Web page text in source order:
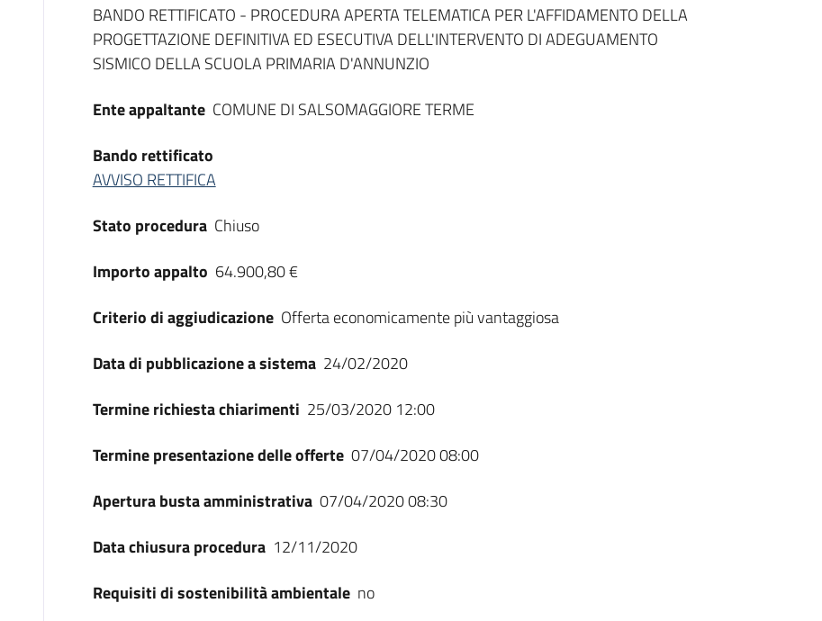
Dati del bando
BANDO RETTIFICATO - PROCEDURA APERTA TELEMATICA PER L'AFFIDAMENTO DELLA
PROGETTAZIONE DEFINITIVA ED ESECUTIVA DELL'INTERVENTO DI ADEGUAMENTO
SISMICO DELLA SCUOLA PRIMARIA D'ANNUNZIO
Ente appaltante COMUNE DI SALSOMAGGIORE TERME
Bando rettificato
AVVISO RETTIFICA
Stato procedura Chiuso
Importo appalto 64.900,80 €
Criterio di aggiudicazione Offerta economicamente più vantaggiosa
Data di pubblicazione a sistema 24/02/2020
Termine richiesta chiarimenti 25/03/2020 12:00
Termine presentazione delle offerte 07/04/2020 08:00
Apertura busta amministrativa 07/04/2020 08:30
Data chiusura procedura 12/11/2020
Requisiti di sostenibilità ambientale no